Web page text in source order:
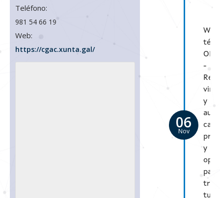
Teléfono:
981 54 66 19
Web:
https://cgac.xunta.gal/
06
Nov
-
y
y
para
tu